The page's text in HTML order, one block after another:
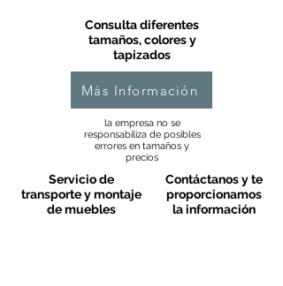
Consulta diferentes
tamaños, colores y
tapizados
Más Información
la empresa no se
responsabiliza de posibles
errores en tamaños y
precios
Servicio de
transporte y montaje
de muebles
Contáctanos y te
proporcionamos
la información